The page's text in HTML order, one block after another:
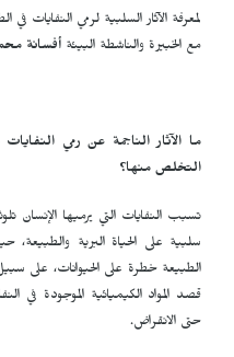
لمعرفة الآثار السلبية لرمي النفايات في
مع الخبيرة والناشطة البيئة أفسانة
ما الآثار الناجمة عن رمي
التخلص منها؟
تسبب النفايات التي يرميها الإنسان
سلبية على الحياة البرية
الطبيعة خطرة على الحيوانات، على
قصد المواد الكيميائية الموجودة في
حتى الانقراض.